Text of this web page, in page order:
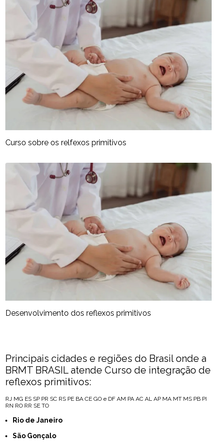
Curso sobre os relfexos primitivos
Desenvolvimento dos reflexos primitivos
Principais cidades e regiões do Brasil onde a
BRMT BRASIL atende Curso de integração de
reflexos primitivos:
RJ MG ES SP PR SC RS PE BA CE GO e DF AM PA AC AL AP MA MT MS PB PI
RN RO RR SE TO
Rio de Janeiro
São Gonçalo